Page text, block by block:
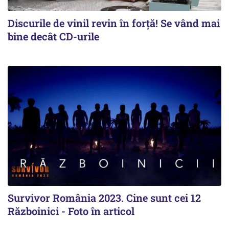
Discurile de vinil revin în forţă! Se vând mai
bine decât CD-urile
Survivor România 2023. Cine sunt cei 12
Războinici - Foto în articol